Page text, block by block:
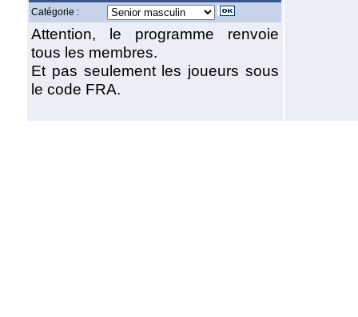
Catégorie :
Attention, le programme renvoie
tous les membres.
Et pas seulement les joueurs sous
le code FRA.